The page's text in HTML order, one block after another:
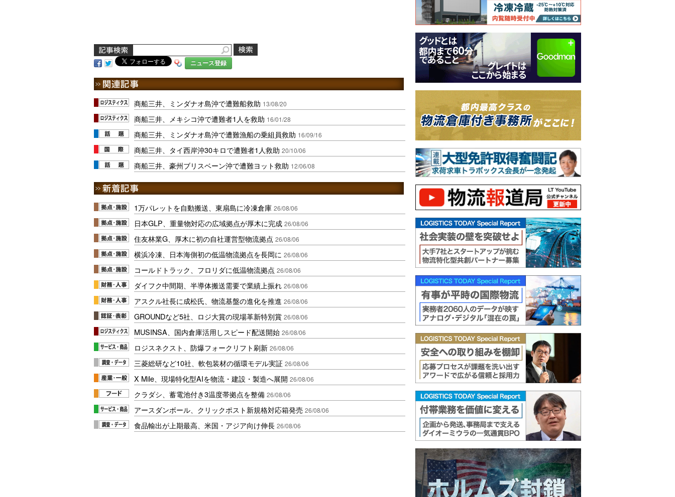
ニュース登録
商船三井、ミンダナオ島沖で遭難船救助 13/08/20
商船三井、メキシコ沖で遭難者1人を救助 16/01/28
商船三井、ミンダナオ島沖で遭難漁船の乗組員救助 16/09/16
商船三井、タイ西岸沖30キロで遭難者1人救助 20/10/06
商船三井、豪州ブリスベーン沖で遭難ヨット救助 12/06/08
1万パレットを自動搬送、東扇島に冷凍倉庫 26/08/06
日本GLP、重量物対応の広域拠点が厚木に完成 26/08/06
住友林業G、厚木に初の自社運営型物流拠点 26/08/06
横浜冷凍、日本海側初の低温物流拠点を長岡に 26/08/06
コールドトラック、フロリダに低温物流拠点 26/08/06
ダイフク中間期、半導体搬送需要で業績上振れ 26/08/06
アスクル社長に成松氏、物流基盤の進化を推進 26/08/06
GROUNDなど5社、ロジ大賞の現場革新特別賞 26/08/06
MUSINSA、国内倉庫活用しスピード配送開始 26/08/06
ロジスネクスト、防爆フォークリフト刷新 26/08/06
三菱総研など10社、軟包装材の循環モデル実証 26/08/06
X Mile、現場特化型AIを物流・建設・製造へ展開 26/08/06
クラダシ、蓄電池付き3温度帯拠点を整備 26/08/06
アースダンボール、クリックポスト新規格対応箱発売 26/08/06
食品輸出が上期最高、米国・アジア向け伸長 26/08/06